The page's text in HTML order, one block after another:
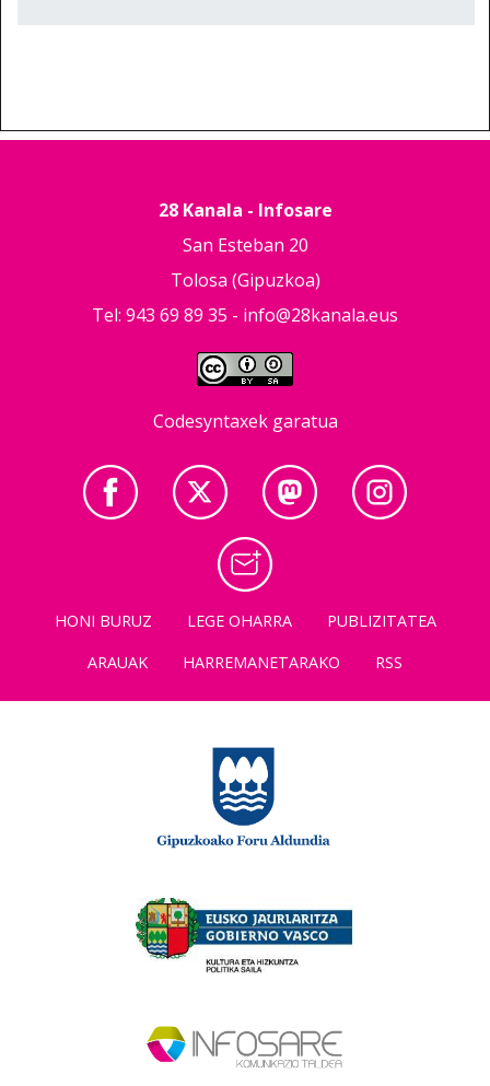
28 Kanala - Infosare
San Esteban 20
Tolosa (Gipuzkoa)
Tel: 943 69 89 35 - info@28kanala.eus
Codesyntaxek garatua
HONI BURUZ LEGE OHARRA
PUBLIZITATEA
ARAUAK
HARREMANETARAKO RSS